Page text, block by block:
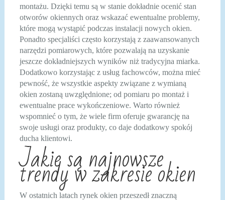
montażu. Dzięki temu są w stanie dokładnie ocenić stan
otworów okiennych oraz wskazać ewentualne problemy,
które mogą wystąpić podczas instalacji nowych okien.
Ponadto specjaliści często korzystają z zaawansowanych
narzędzi pomiarowych, które pozwalają na uzyskanie
jeszcze dokładniejszych wyników niż tradycyjna miarka.
Dodatkowo korzystając z usług fachowców, można mieć
pewność, że wszystkie aspekty związane z wymianą
okien zostaną uwzględnione; od pomiaru po montaż i
ewentualne prace wykończeniowe. Warto również
wspomnieć o tym, że wiele firm oferuje gwarancję na
swoje usługi oraz produkty, co daje dodatkowy spokój
ducha klientowi.
Jakie są najnowsze
trendy w zakresie okien
W ostatnich latach rynek okien przeszedł znaczną